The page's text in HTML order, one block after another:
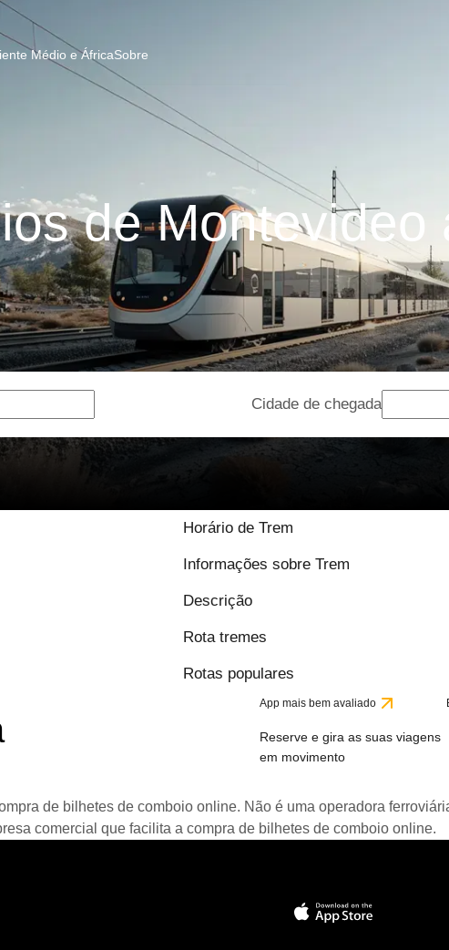
Médio e ÁfricaSobre
de Montevideo
Cidade de chegada
Horário de Trem
Informações sobre Trem
Descrição
Rota tremes
Rotas populares
App mais bem avaliado
Reserve e gira as suas viagens
em movimento
de bilhetes de comboio online. Não é uma operadora
comercial que facilita a compra de bilhetes de comboio online.